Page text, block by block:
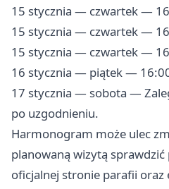
15 stycznia — czwartek —
15 stycznia — czwartek —
15 stycznia — czwartek —
16 stycznia — piątek —
17 stycznia — sobota —
po uzgodnieniu.
Harmonogram może ulec
planowaną wizytą sprawdzić
oficjalnej stronie parafii oraz